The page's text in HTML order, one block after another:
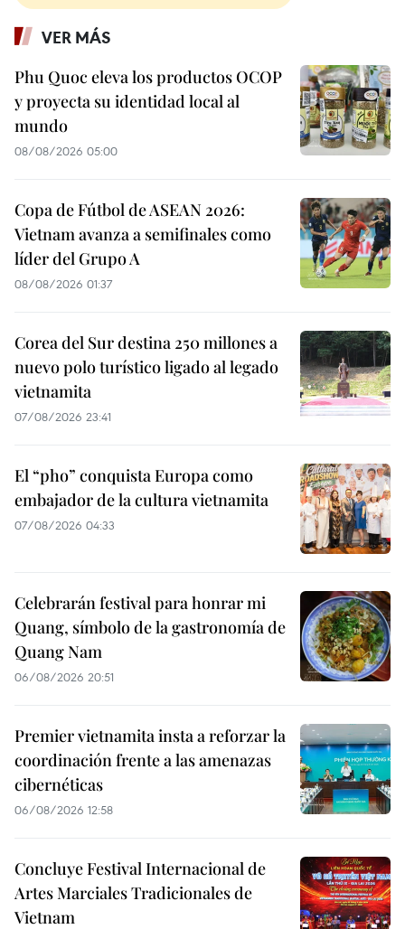
VER MÁS
Phu Quoc eleva los productos OCOP
y proyecta su identidad local al
mundo
08/08/2026 05:00
Copa de Fútbol de ASEAN 2026:
Vietnam avanza a semifinales como
líder del Grupo A
08/08/2026 01:37
Corea del Sur destina 250 millones a
nuevo polo turístico ligado al legado
vietnamita
07/08/2026 23:41
El “pho” conquista Europa como
embajador de la cultura vietnamita
07/08/2026 04:33
Celebrarán festival para honrar mi
Quang, símbolo de la gastronomía de
Quang Nam
06/08/2026 20:51
Premier vietnamita insta a reforzar la
coordinación frente a las amenazas
cibernéticas
06/08/2026 12:58
Concluye Festival Internacional de
Artes Marciales Tradicionales de
Vietnam